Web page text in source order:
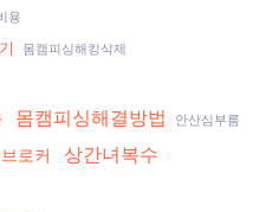
용
몸캠피싱해킹삭제
몸캠피싱해결방법 안산심부름
로커 상간녀복수